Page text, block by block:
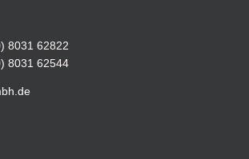
8031 62822
8031 62544